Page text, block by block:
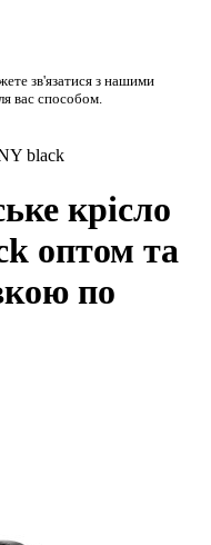
зв'язатися з нашими
вас способом.
black
крісло
оптом та
по